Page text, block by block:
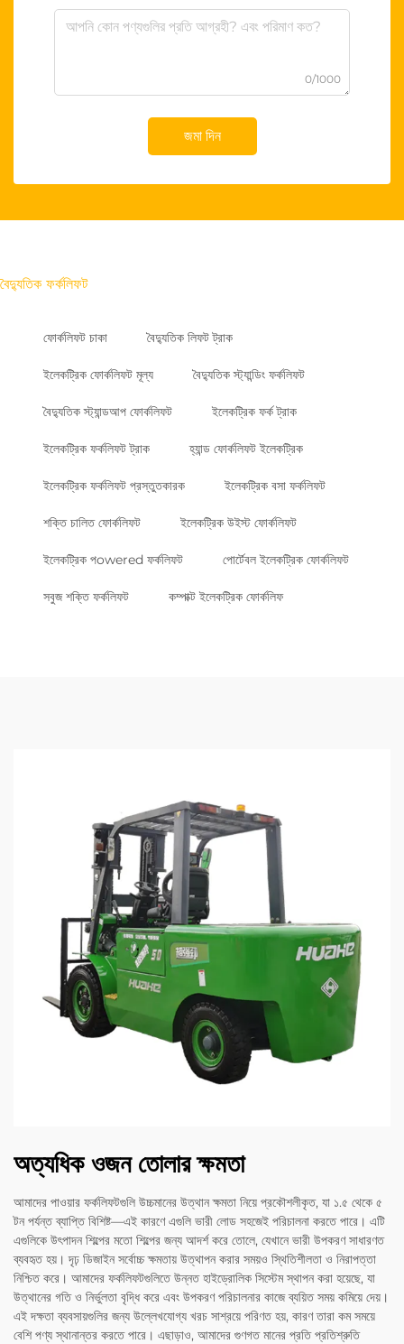
0/1000
জমা দিন
বৈদ্যুতিক ফর্কলিফট
ফোর্কলিফট চাকা বৈদ্যুতিক লিফট ট্রাক
ইলেকট্রিক ফোর্কলিফট মূল্য বৈদ্যুতিক স্ট্যান্ডিং ফর্কলিফট
বৈদ্যুতিক স্ট্যান্ডআপ ফোর্কলিফট ইলেকট্রিক ফর্ক ট্রাক
ইলেকট্রিক ফর্কলিফট ট্রাক হ্যান্ড ফোর্কলিফট ইলেকট্রিক
ইলেকট্রিক ফর্কলিফট প্রস্তুতকারক ইলেকট্রিক বসা ফর্কলিফট
শক্তি চালিত ফোর্কলিফট ইলেকট্রিক উইস্ট ফোর্কলিফট
ইলেকট্রিক পowered ফর্কলিফট পোর্টেবল ইলেকট্রিক ফোর্কলিফট
সবুজ শক্তি ফর্কলিফট কম্পাক্ট ইলেকট্রিক ফোর্কলিফ
অত্যধিক ওজন তোলার ক্ষমতা
আমাদের পাওয়ার ফর্কলিফটগুলি উচ্চমানের উত্থান ক্ষমতা নিয়ে প্রকৌশলীকৃত, যা ১.৫ থেকে ৫
টন পর্যন্ত ব্যাপ্তি বিশিষ্ট—এই কারণে এগুলি ভারী লোড সহজেই পরিচালনা করতে পারে। এটি
এগুলিকে উৎপাদন শিল্পের মতো শিল্পের জন্য আদর্শ করে তোলে, যেখানে ভারী উপকরণ সাধারণত
ব্যবহৃত হয়। দৃঢ় ডিজাইন সর্বোচ্চ ক্ষমতায় উত্থাপন করার সময়ও স্থিতিশীলতা ও নিরাপত্তা
নিশ্চিত করে। আমাদের ফর্কলিফটগুলিতে উন্নত হাইড্রোলিক সিস্টেম স্থাপন করা হয়েছে, যা
উত্থানের গতি ও নির্ভুলতা বৃদ্ধি করে এবং উপকরণ পরিচালনার কাজে ব্যয়িত সময় কমিয়ে দেয়।
এই দক্ষতা ব্যবসায়গুলির জন্য উল্লেখযোগ্য খরচ সাশ্রয়ে পরিণত হয়, কারণ তারা কম সময়ে
বেশি পণ্য স্থানান্তর করতে পারে। এছাড়াও, আমাদের গুণগত মানের প্রতি প্রতিশ্রুতি